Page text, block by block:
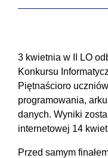
3 kwietnia w II LO
Konkursu
Piętnaścioro
programowania,
danych. Wyniki
internetowej 14
Przed samym